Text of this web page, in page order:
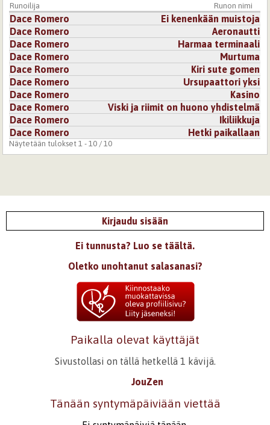
31.8.2012 0:00
Hieno runo
Kirjaudutairekisteröidykommentoidaksesi
Runoilija Runon nimi
Dace Romero
Ei kenenkään muistoja
Dace Romero
Aeronautti
Dace Romero
Harmaa terminaali
Dace Romero
Murtuma
Dace Romero
Kiri sute gomen
Dace Romero
Ursupaattori yksi
Dace Romero
Kasino
Dace Romero
Viski ja riimit on huono yhdistelmä
Dace Romero
Ikiliikkuja
Dace Romero
Hetki paikallaan
Näytetään tulokset 1 - 10 / 10
Kirjaudu sisään
Ei tunnusta? Luo se täältä.
Oletko unohtanut salasanasi?
Paikalla olevat käyttäjät
Sivustollasi on tällä hetkellä 1 kävijä.
JouZen
Tänään syntymäpäiviään viettää